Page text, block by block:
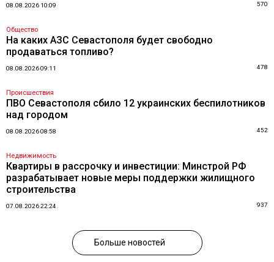
08.08.2026 10:09 570
Общество
На каких АЗС Севастополя будет свободно
продаваться топливо?
08.08.2026 09:11 478
Происшествия
ПВО Севастополя сбило 12 украинских беспилотников
над городом
08.08.2026 08:58 452
Недвижимость
Квартиры в рассрочку и инвестиции: Минстрой РФ
разрабатывает новые меры поддержки жилищного
строительства
07.08.2026 22:24 937
Больше новостей